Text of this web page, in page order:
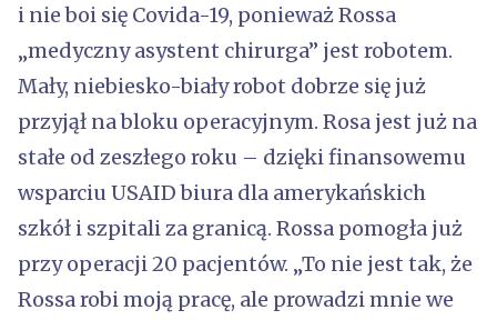
i nie boi się Covida-19, ponieważ Rossa
„medyczny asystent chirurga” jest robotem.
Mały, niebiesko-biały robot dobrze się już
przyjął na bloku operacyjnym. Rosa jest już na
stałe od zeszłego roku – dzięki finansowemu
wsparciu USAID biura dla amerykańskich
szkół i szpitali za granicą. Rossa pomogła już
przy operacji 20 pacjentów. „To nie jest tak, że
Rossa robi moją pracę, ale prowadzi mnie we